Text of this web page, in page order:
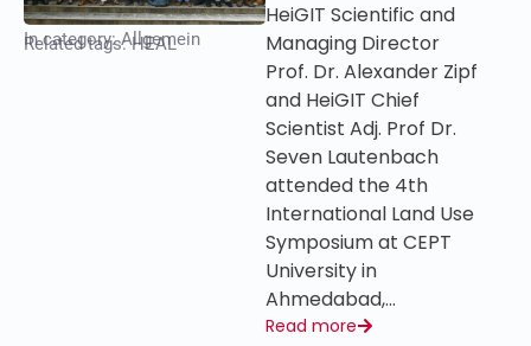
In category:Allgemein
Related tags:HEAL
HeiGIT Scientific and
Managing Director
Prof. Dr. Alexander Zipf
and HeiGIT Chief
Scientist Adj. Prof Dr.
Seven Lautenbach
attended the 4th
International Land Use
Symposium at CEPT
University in
Ahmedabad,…
Read more